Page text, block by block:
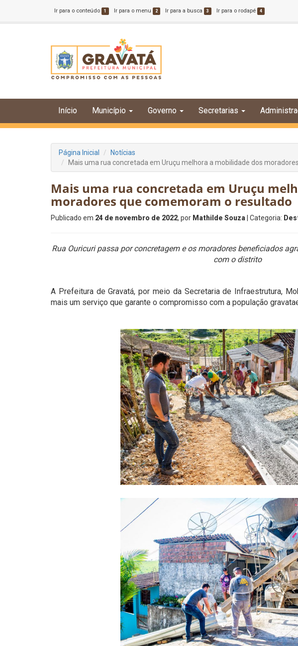
Ir para o conteúdo 1 Ir para o menu 2 Ir para a busca 3 Ir para o rodapé 4
Início Município Governo Secretarias
Página Inicial
Notícias
Mais uma rua concretada em Uruçu melhora a mobilidade dos
Mais uma rua concretada em Uruçu
moradores que comemoram o resultado
Publicado em 24 de novembro de 2022, por Mathilde Souza | Categoria:
Rua Ouricuri passa por concretagem e os moradores beneficiados
com o distrito
A Prefeitura de Gravatá, por meio da Secretaria de Infraestrutura,
mais um serviço que garante o compromisso com a população